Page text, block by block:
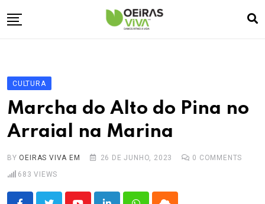
to
Oeiras Marina
Cultura🎭
Turismo✈️
Atividades 💬
CULTURA
Marcha do Alto do Pina no
Arraial na Marina
BY OEIRAS VIVA EM 26 DE JUNHO, 2023 0 COMMENTS
683 VIEWS